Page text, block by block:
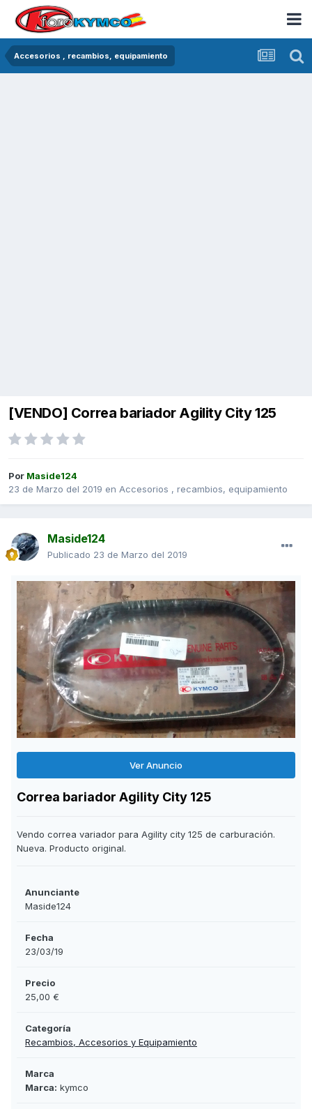
Accesorios , recambios, equipamiento
[VENDO] Correa bariador Agility City 125
Por Maside124
23 de Marzo del 2019 en Accesorios , recambios, equipamiento
Maside124
Publicado 23 de Marzo del 2019
Ver Anuncio
Correa bariador Agility City 125
Vendo correa variador para Agility city 125 de carburación.
Nueva. Producto original.
Anunciante
Maside124
Fecha
23/03/19
Precio
25,00 €
Categoría
Recambios, Accesorios y Equipamiento
Marca
Marca: kymco